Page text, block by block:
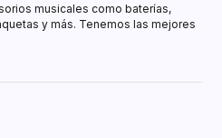
musicales como baterías,
y más. Tenemos las mejores